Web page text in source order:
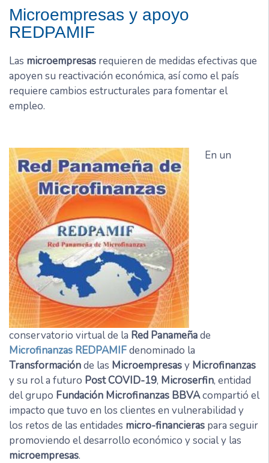
Microempresas y apoyo
REDPAMIF
Las microempresas requieren de medidas efectivas que
apoyen su reactivación económica, así como el país
requiere cambios estructurales para fomentar el
empleo.
En un
conservatorio virtual de la Red Panameñade
Microfinanzas REDPAMIFdenominado la
Transformaciónde las Microempresasy Microfinanzas
y su rol a futuro Post COVID-19, Microserfin, entidad
del grupo Fundación Microfinanzas BBVAcompartió el
impacto que tuvo en los clientes en vulnerabilidad y
los retos de las entidades micro-financieras para seguir
promoviendo el desarrollo económico y social y las
microempresas.